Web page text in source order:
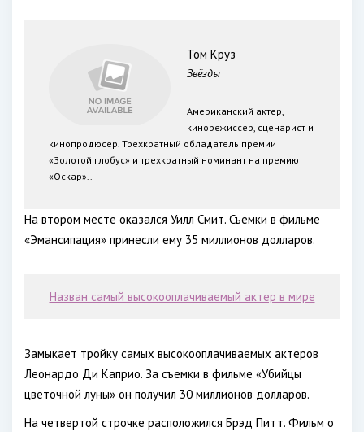
Том Круз
Звёзды
Американский актер,
кинорежиссер, сценарист и
кинопродюсер. Трехкратный обладатель премии
«Золотой глобус» и трехкратный номинант на премию
«Оскар»..
На втором месте оказался Уилл Смит. Съемки в фильме
«Эмансипация» принесли ему 35 миллионов долларов.
Назван самый высокооплачиваемый актер в мире
Замыкает тройку самых высокооплачиваемых актеров
Леонардо Ди Каприо. За съемки в фильме «Убийцы
цветочной луны» он получил 30 миллионов долларов.
На четвертой строчке расположился Брэд Питт. Фильм о